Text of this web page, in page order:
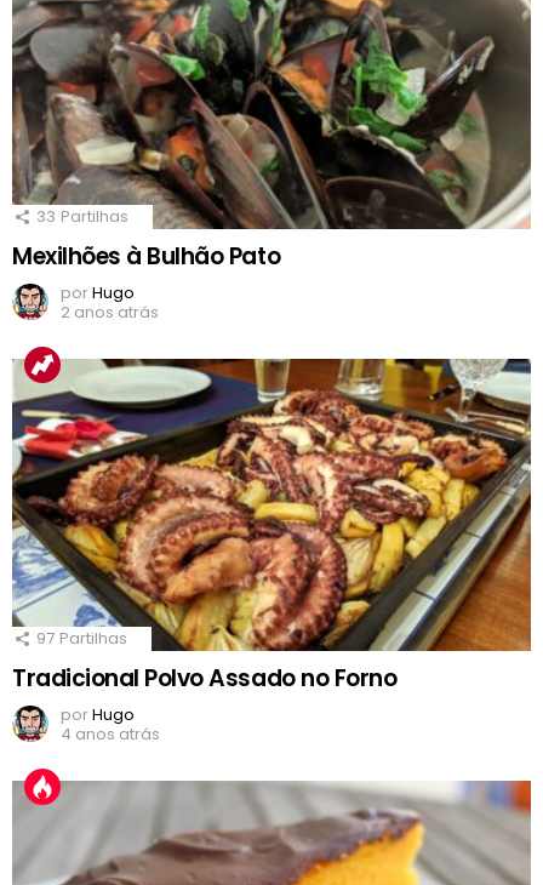
33 Partilhas
Mexilhões à Bulhão Pato
porHugo
2 anos atrás
97 Partilhas
Tradicional Polvo Assado no Forno
porHugo
4 anos atrás